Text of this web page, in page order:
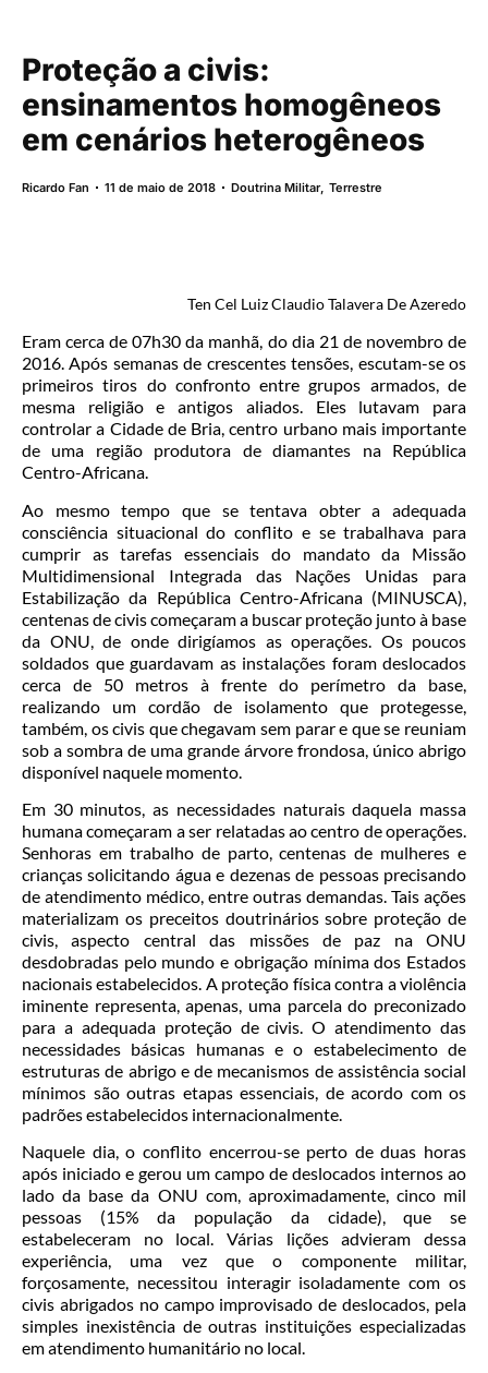
Proteção a civis:
ensinamentos homogêneos
em cenários heterogêneos
Ricardo Fan 11 de maio de 2018 Doutrina Militar,Terrestre
Ten Cel Luiz Claudio Talavera De Azeredo
Eram cerca de 07h30 da manhã, do dia 21 de novembro de
2016. Após semanas de crescentes tensões, escutam-se os
primeiros tiros do confronto entre grupos armados, de
mesma religião e antigos aliados. Eles lutavam para
controlar a Cidade de Bria, centro urbano mais importante
de uma região produtora de diamantes na República
Centro-Africana.
Ao mesmo tempo que se tentava obter a adequada
consciência situacional do conflito e se trabalhava para
cumprir as tarefas essenciais do mandato da Missão
Multidimensional Integrada das Nações Unidas para
Estabilização da República Centro-Africana (MINUSCA),
centenas de civis começaram a buscar proteção junto à base
da ONU, de onde dirigíamos as operações. Os poucos
soldados que guardavam as instalações foram deslocados
cerca de 50 metros à frente do perímetro da base,
realizando um cordão de isolamento que protegesse,
também, os civis que chegavam sem parar e que se reuniam
sob a sombra de uma grande árvore frondosa, único abrigo
disponível naquele momento.
Em 30 minutos, as necessidades naturais daquela massa
humana começaram a ser relatadas ao centro de operações.
Senhoras em trabalho de parto, centenas de mulheres e
crianças solicitando água e dezenas de pessoas precisando
de atendimento médico, entre outras demandas. Tais ações
materializam os preceitos doutrinários sobre proteção de
civis, aspecto central das missões de paz na ONU
desdobradas pelo mundo e obrigação mínima dos Estados
nacionais estabelecidos. A proteção física contra a violência
iminente representa, apenas, uma parcela do preconizado
para a adequada proteção de civis. O atendimento das
necessidades básicas humanas e o estabelecimento de
estruturas de abrigo e de mecanismos de assistência social
mínimos são outras etapas essenciais, de acordo com os
padrões estabelecidos internacionalmente.
Naquele dia, o conflito encerrou-se perto de duas horas
após iniciado e gerou um campo de deslocados internos ao
lado da base da ONU com, aproximadamente, cinco mil
pessoas (15% da população da cidade), que se
estabeleceram no local. Várias lições advieram dessa
experiência, uma vez que o componente militar,
forçosamente, necessitou interagir isoladamente com os
civis abrigados no campo improvisado de deslocados, pela
simples inexistência de outras instituições especializadas
em atendimento humanitário no local.